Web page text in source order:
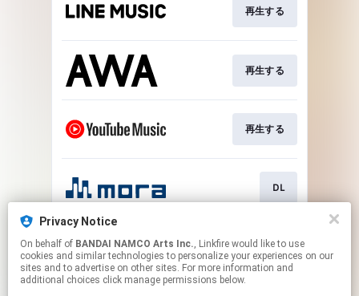
Privacy Notice
On behalf of BANDAI NAMCO Arts Inc., Linkfire would like to use
cookies and similar technologies to personalize your experiences on our
sites and to advertise on other sites. For more information and
additional choices click manage permissions below.
再生する
再生する
再生する
DL
DL